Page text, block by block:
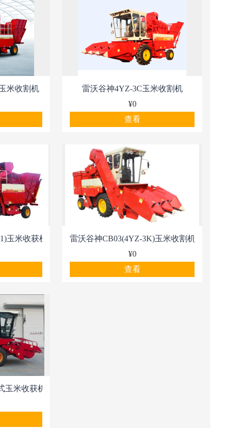
米收割机
雷沃谷神4YZ-3C玉米收割机
¥0
查看
玉米收获机
雷沃谷神CB03(4YZ-3K)玉米收割机
¥0
查看
玉米收获机